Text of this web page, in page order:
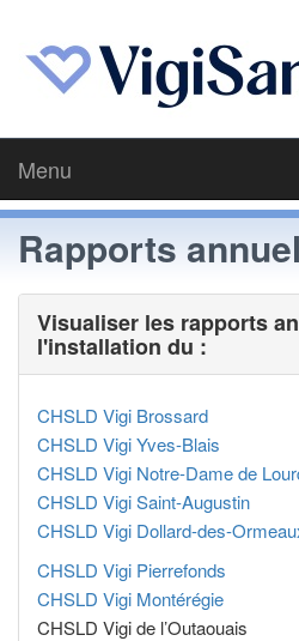
Menu
Rapports
Visualiser les rapports
l'installation du :
CHSLD Vigi Brossard
CHSLD Vigi Yves-Blais
CHSLD Vigi Notre-Dame de
CHSLD Vigi Saint-Augustin
CHSLD Vigi Dollard-des-
CHSLD Vigi Pierrefonds
CHSLD Vigi Montérégie
CHSLD Vigi de l’Outaouais